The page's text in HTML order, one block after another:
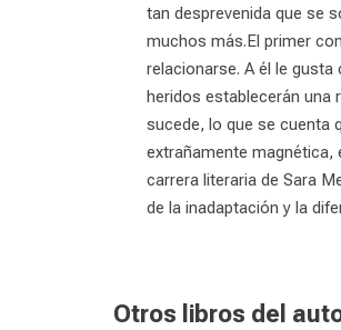
tan desprevenida que se
muchos más.El primer
relacionarse. A él le
heridos establecerán una
sucede, lo que se cuenta
extrañamente magnética,
carrera literaria de Sara
de la inadaptación y la
Otros libros del